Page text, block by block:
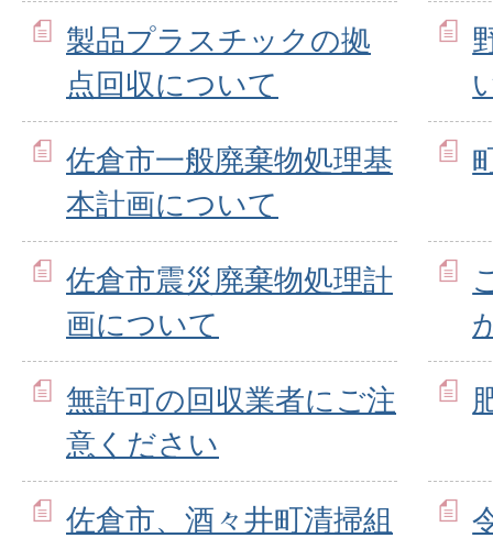
製品プラスチックの拠
点回収について
佐倉市一般廃棄物処理基
本計画について
佐倉市震災廃棄物処理計
画について
無許可の回収業者にご注
意ください
佐倉市、酒々井町清掃組